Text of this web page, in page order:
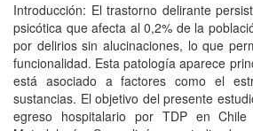
Introducción: El trastorno delirante
psicótica que afecta al 0,2% de la
por delirios sin alucinaciones, lo que
funcionalidad. Esta patología aparece
está asociado a factores como el
sustancias. El objetivo del presente
egreso hospitalario por TDP en